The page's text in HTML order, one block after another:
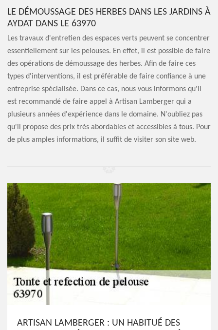
LE DÉMOUSSAGE DES HERBES DANS LES JARDINS À
AYDAT DANS LE 63970
Les travaux d'entretien des espaces verts peuvent se concentrer
essentiellement sur les pelouses. En effet, il est possible de faire
des opérations de démoussage des herbes. Afin de faire ces
types d'interventions, il est préférable de faire confiance à une
entreprise spécialisée. Dans ce cas, nous vous informons qu'il
est recommandé de faire appel à Artisan Lamberger qui a
plusieurs années d'expérience dans le domaine. N'oubliez pas
qu'il propose des prix très abordables et accessibles à tous. Pour
de plus amples informations, il suffit de visiter son site web.
ARTISAN LAMBERGER : UN HABITUÉ DES